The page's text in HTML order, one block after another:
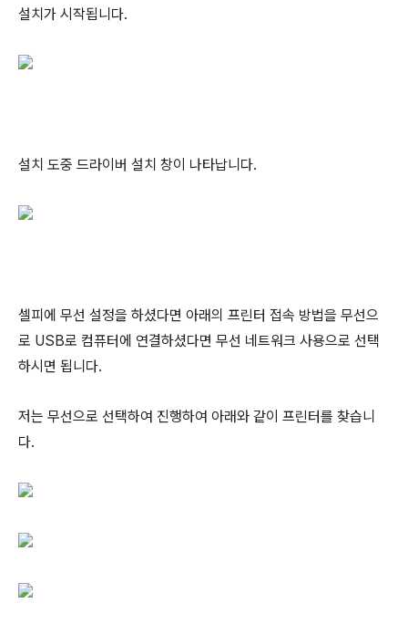
설치가 시작됩니다.
설치 도중 드라이버 설치 창이 나타납니다.
셀피에 무선 설정을 하셨다면 아래의 프린터 접속 방법을 무선으
로 USB로 컴퓨터에 연결하셨다면 무선 네트워크 사용으로 선택
하시면 됩니다.
저는 무선으로 선택하여 진행하여 아래와 같이 프린터를 찾습니
다.